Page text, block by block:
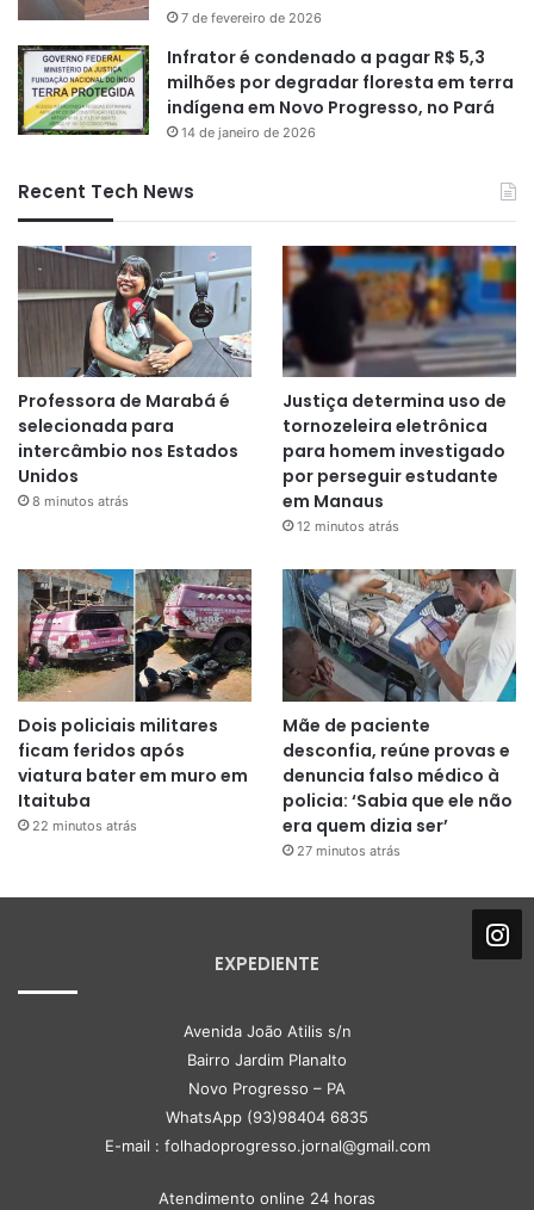
7 de fevereiro de 2026
Infrator é condenado a pagar R$ 5,3
milhões por degradar floresta em terra
indígena em Novo Progresso, no Pará
14 de janeiro de 2026
Recent Tech News
Professora de Marabá é
selecionada para
intercâmbio nos Estados
Unidos
8 minutos atrás
Justiça determina uso de
tornozeleira eletrônica
para homem investigado
por perseguir estudante
em Manaus
12 minutos atrás
Dois policiais militares
ficam feridos após
viatura bater em muro em
Itaituba
22 minutos atrás
Mãe de paciente
desconfia, reúne provas e
denuncia falso médico à
policia: ‘Sabia que ele não
era quem dizia ser’
27 minutos atrás
EXPEDIENTE
Avenida João Atilis s/n
Bairro Jardim Planalto
Novo Progresso – PA
WhatsApp (93)98404 6835
E-mail : folhadoprogresso.jornal@gmail.com
Atendimento online 24 horas